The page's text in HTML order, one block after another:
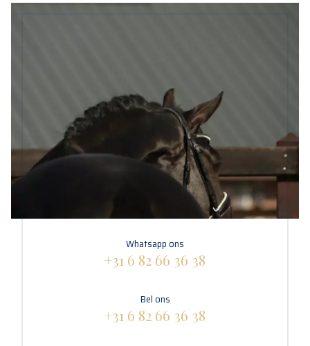
Whatsapp ons
+31 6 82 66 36 38
Bel ons
+31 6 82 66 36 38